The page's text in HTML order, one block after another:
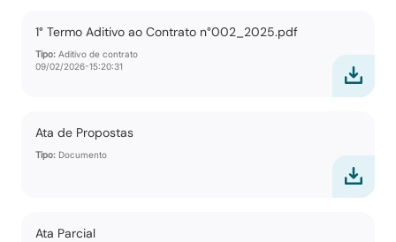
1° Termo Aditivo ao Contrato n°002_2025.pdf
Tipo: Aditivo de contrato
09/02/2026-15:20:31
Ata de Propostas
Tipo: Documento
Ata Parcial